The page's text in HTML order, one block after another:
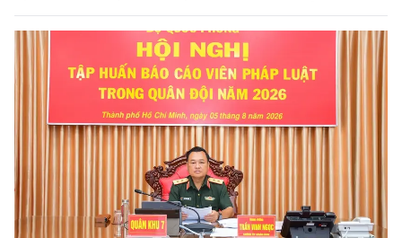
năm 2026 tại Trung đoàn Minh Đạm và Ban Chỉ huy Quân sự
(CHQS) phường Tam Long (Bộ Tư lệnh TP Hồ Chí Minh).